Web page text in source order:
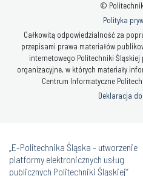
©
Polityka
Całkowitą odpowiedzialność za
przepisami prawa materiałów
internetowego Politechniki
organizacyjne, w których materiały
Centrum Informatyczne
Deklaracja
„E-Politechnika Śląska - utworzenie
platformy elektronicznych usług
publicznych Politechniki Śląskiej”